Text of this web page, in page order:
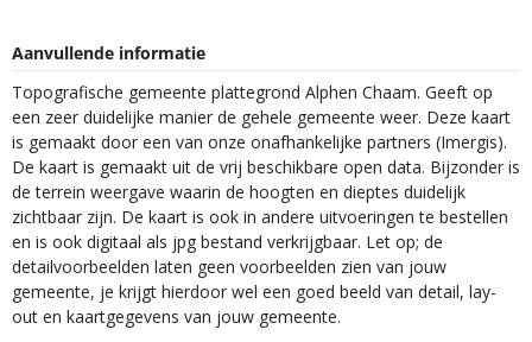
Aanvullende informatie
Topografische gemeente plattegrond Alphen Chaam. Geeft op
een zeer duidelijke manier de gehele gemeente weer. Deze kaart
is gemaakt door een van onze onafhankelijke partners (Imergis).
De kaart is gemaakt uit de vrij beschikbare open data. Bijzonder is
de terrein weergave waarin de hoogten en dieptes duidelijk
zichtbaar zijn. De kaart is ook in andere uitvoeringen te bestellen
en is ook digitaal als jpg bestand verkrijgbaar. Let op; de
detailvoorbeelden laten geen voorbeelden zien van jouw
gemeente, je krijgt hierdoor wel een goed beeld van detail, lay-
out en kaartgegevens van jouw gemeente.